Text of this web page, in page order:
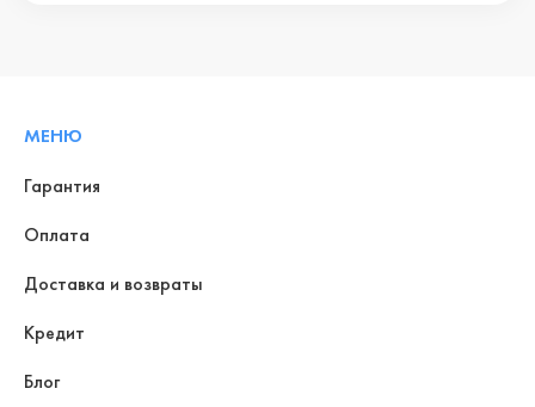
МЕНЮ
Гарантия
Оплата
Доставка и возвраты
Кредит
Блог